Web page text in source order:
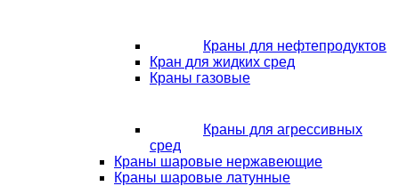
Краны для нефтепродуктов
Кран для жидких сред
Краны газовые
Краны для агрессивных
сред
Краны шаровые нержавеющие
Краны шаровые латунные